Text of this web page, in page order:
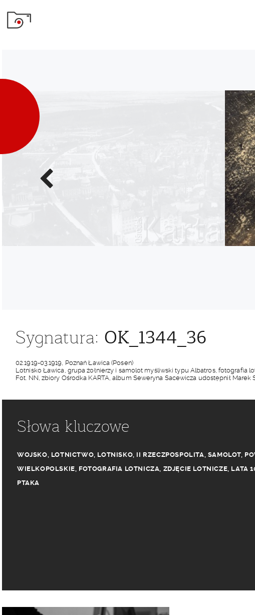
Poprzednie
zdjęcie
Sygnatura: OK_1344_36
02.1919-03.1919, Poznań Ławica (Posen)
Lotnisko Ławica, grupa żołnierzy i samolot myśliwski typu Albatros, fotografia
Fot. NN, zbiory Ośrodka KARTA, album Seweryna Sacewicza udostępnił Marek
Słowa kluczowe
WOJSKO, LOTNICTWO, LOTNISKO, II RZECZPOSPOLITA, SAMOLOT,
WIELKOPOLSKIE, FOTOGRAFIA LOTNICZA, ZDJĘCIE LOTNICZE, LATA
PTAKA